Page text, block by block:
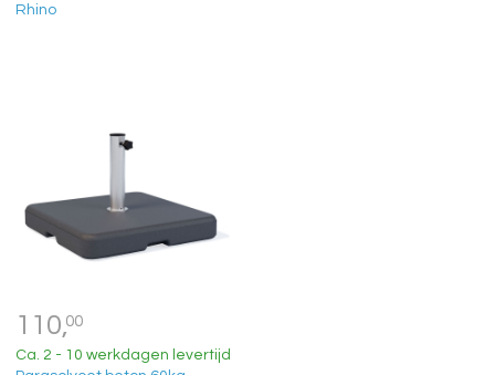
Rhino
110,00
Ca. 2 - 10 werkdagen levertijd